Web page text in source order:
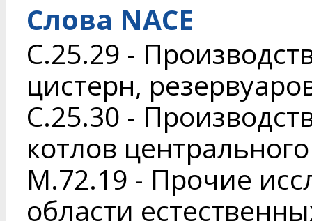
Слова NACE
C.25.29 -
цистерн,
C.25.30 -
котлов
M.72.19 - Прочие
области